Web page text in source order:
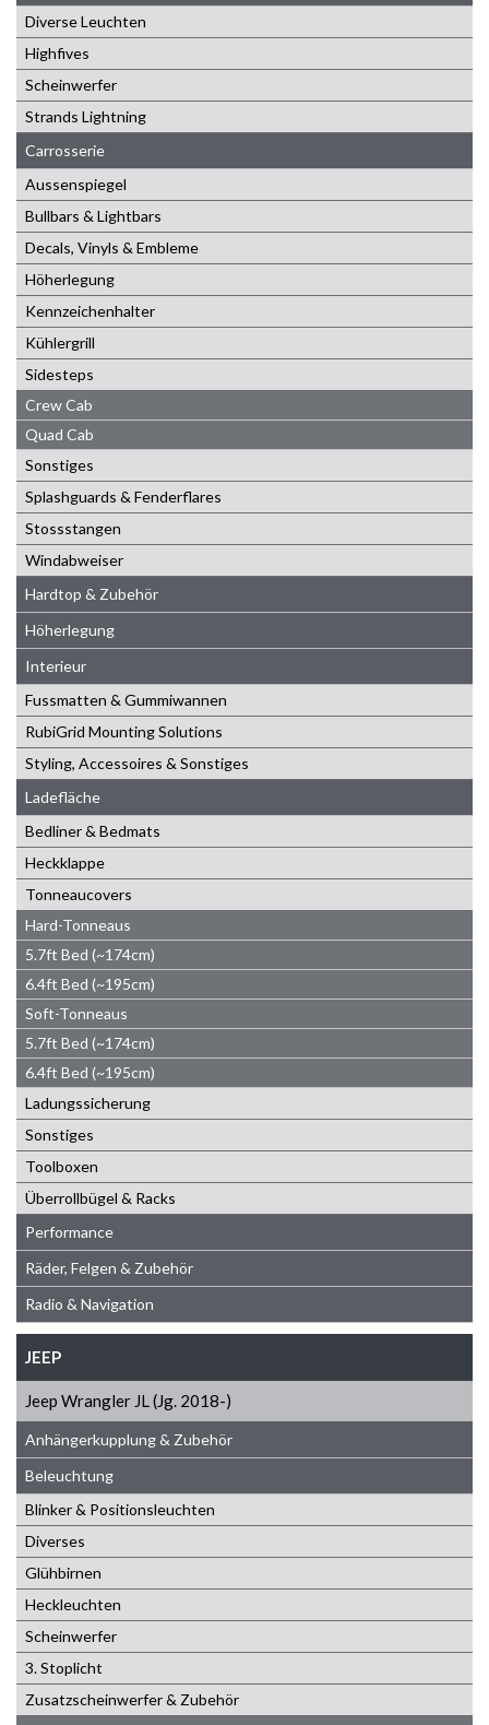
Diverse Leuchten
Highfives
Scheinwerfer
Strands Lightning
Carrosserie
Aussenspiegel
Bullbars & Lightbars
Decals, Vinyls & Embleme
Höherlegung
Kennzeichenhalter
Kühlergrill
Sidesteps
Crew Cab
Quad Cab
Sonstiges
Splashguards & Fenderflares
Stossstangen
Windabweiser
Hardtop & Zubehör
Höherlegung
Interieur
Fussmatten & Gummiwannen
RubiGrid Mounting Solutions
Styling, Accessoires & Sonstiges
Ladefläche
Bedliner & Bedmats
Heckklappe
Tonneaucovers
Hard-Tonneaus
5.7ft Bed (~174cm)
6.4ft Bed (~195cm)
Soft-Tonneaus
5.7ft Bed (~174cm)
6.4ft Bed (~195cm)
Ladungssicherung
Sonstiges
Toolboxen
Überrollbügel & Racks
Performance
Räder, Felgen & Zubehör
Radio & Navigation
JEEP
Jeep Wrangler JL (Jg. 2018-)
Anhängerkupplung & Zubehör
Beleuchtung
Blinker & Positionsleuchten
Diverses
Glühbirnen
Heckleuchten
Scheinwerfer
3. Stoplicht
Zusatzscheinwerfer & Zubehör